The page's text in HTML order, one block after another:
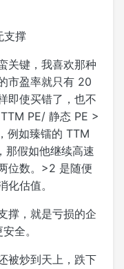
支撑
关键，我喜欢那种
市盈率就只有 20
即使买错了，也不
PE/ 静态 PE >
例如臻镭的 TTM
那假如他继续高速
位数。>2 是随便
估值。
撑，就是亏损的企
全。
被炒到天上，跌下